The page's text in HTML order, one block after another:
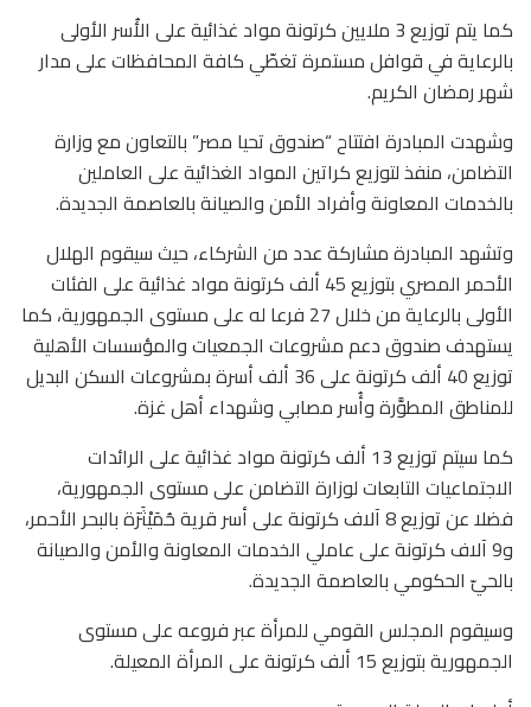
كما يتم توزيع 3 ملايين كرتونة مواد غذائية على الأُسر الأولى
بالرعاية في قوافل مستمرة تغطّي كافة المحافظات على مدار
شهر رمضان الكريم.
وشهدت المبادرة افتتاح “صندوق تحيا مصر” بالتعاون مع وزارة
التضامن، منفذ لتوزيع كراتين المواد الغذائية على العاملين
بالخدمات المعاونة وأفراد الأمن والصيانة بالعاصمة الجديدة.
وتشهد المبادرة مشاركة عدد من الشركاء، حيث سيقوم الهلال
الأحمر المصري بتوزيع 45 ألف كرتونة مواد غذائية على الفئات
الأولى بالرعاية من خلال 27 فرعا له على مستوى الجمهورية، كما
يستهدف صندوق دعم مشروعات الجمعيات والمؤسسات الأهلية
توزيع 40 ألف كرتونة على 36 ألف أسرة بمشروعات السكن البديل
للمناطق المطوَّرة وأُسر مصابي وشهداء أهل غزة.
كما سيتم توزيع 13 ألف كرتونة مواد غذائية على الرائدات
الاجتماعيات التابعات لوزارة التضامن على مستوى الجمهورية،
فضلا عن توزيع 8 آلاف كرتونة على أسر قرية حُمَيْثَرَة بالبحر الأحمر،
و9 آلاف كرتونة على عاملي الخدمات المعاونة والأمن والصيانة
بالحيّ الحكومي بالعاصمة الجديدة.
وسيقوم المجلس القومي للمرأة عبر فروعه على مستوى
الجمهورية بتوزيع 15 ألف كرتونة على المرأة المعيلة.